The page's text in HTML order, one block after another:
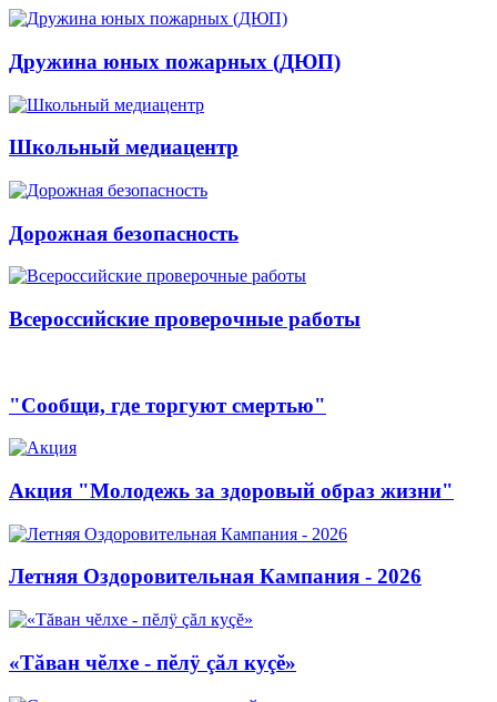
Дружина юных пожарных (ДЮП)
Школьный медиацентр
Дорожная безопасность
Всероссийские проверочные работы
"Сообщи, где торгуют смертью"
Акция "Молодежь за здоровый образ жизни"
Летняя Оздоровительная Кампания - 2026
«Тăван чĕлхе - пĕлÿ çăл куçĕ»